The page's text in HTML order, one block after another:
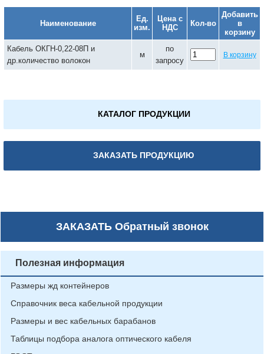
Наименование
Ед.
изм.
Цена с
НДС
Кол-во
Добавить
в
корзину
Кабель ОКГН-0,22-08П и
др.количество волокон
м
по
запросу
В корзину
КАТАЛОГ ПРОДУКЦИИ
ЗАКАЗАТЬ ПРОДУКЦИЮ
ЗАКАЗАТЬОбратный звонок
Полезная информация
Размеры жд контейнеров
Справочник веса кабельной продукции
Размеры и вес кабельных барабанов
Таблицы подбора аналога оптического кабеля